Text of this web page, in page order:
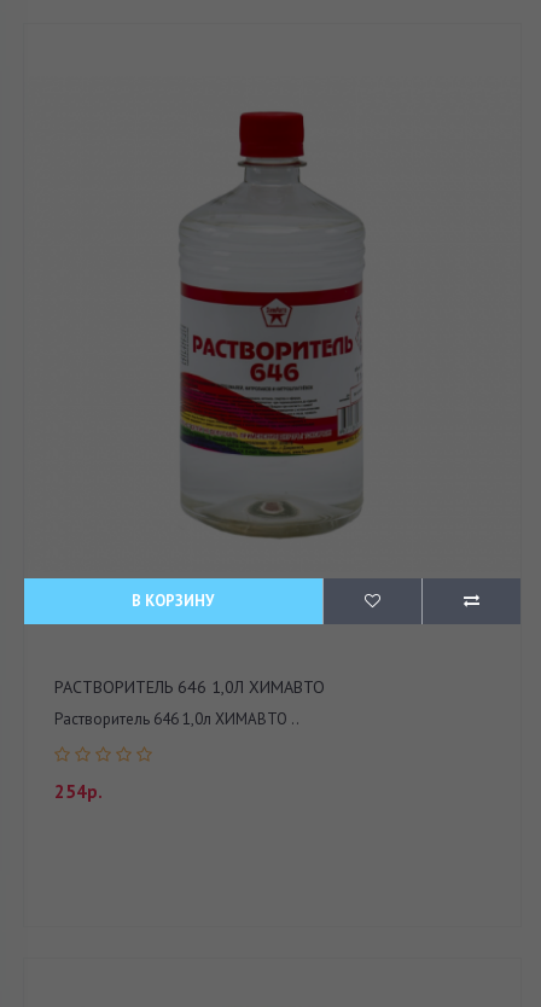
В КОРЗИНУ
РАСТВОРИТЕЛЬ 646 1,0Л ХИМАВТО
Растворитель 646 1,0л ХИМАВТО ..
254р.